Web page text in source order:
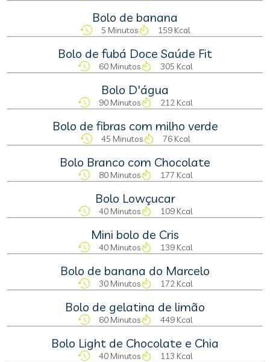
Bolo de banana
5 Minutos 159 Kcal
Bolo de fubá Doce Saúde Fit
60 Minutos 305 Kcal
Bolo D'água
90 Minutos 212 Kcal
Bolo de fibras com milho verde
45 Minutos 76 Kcal
Bolo Branco com Chocolate
80 Minutos 177 Kcal
Bolo Lowçucar
40 Minutos 109 Kcal
Mini bolo de Cris
40 Minutos 139 Kcal
Bolo de banana do Marcelo
30 Minutos 172 Kcal
Bolo de gelatina de limão
60 Minutos 449 Kcal
Bolo Light de Chocolate e Chia
40 Minutos 113 Kcal